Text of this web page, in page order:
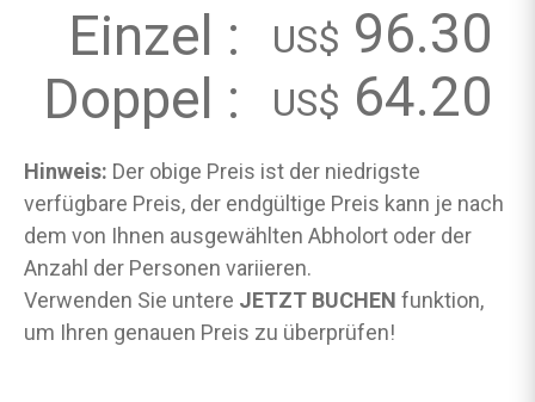
Einzel : US$ 96.30
Doppel :
US$ 64.20
Hinweis: Der obige Preis ist der niedrigste
verfügbare Preis, der endgültige Preis kann je nach
dem von Ihnen ausgewählten Abholort oder der
Anzahl der Personen variieren.
Verwenden Sie untere JETZT BUCHEN funktion,
um Ihren genauen Preis zu überprüfen!